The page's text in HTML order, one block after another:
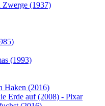
Zwerge (1937)
(1993)
Haken (2016)
Erde auf (2008) - Pixar